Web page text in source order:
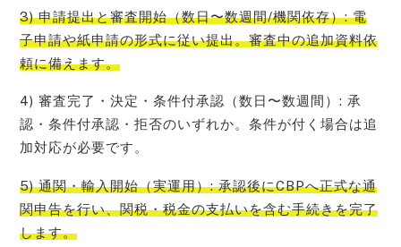
3) 申請提出と審査開始（数日〜数週間/機関依存）: 電
子申請や紙申請の形式に従い提出。審査中の追加資料依
頼に備えます。
4) 審査完了・決定・条件付承認（数日〜数週間）: 承
認・条件付承認・拒否のいずれか。条件が付く場合は追
加対応が必要です。
5) 通関・輸入開始（実運用）: 承認後にCBPへ正式な通
関申告を行い、関税・税金の支払いを含む手続きを完了
します。